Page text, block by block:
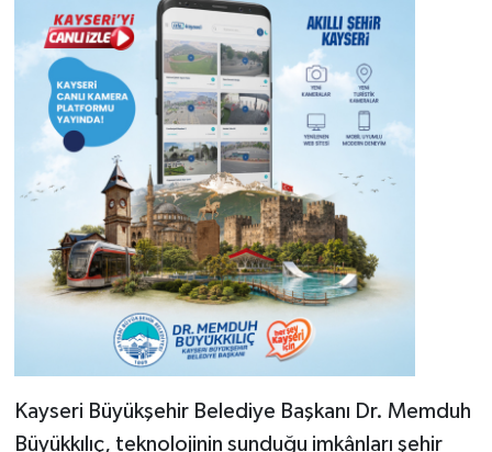
Kayseri Büyükşehir Belediye Başkanı Dr. Memduh
Büyükkılıç, teknolojinin sunduğu imkânları şehir